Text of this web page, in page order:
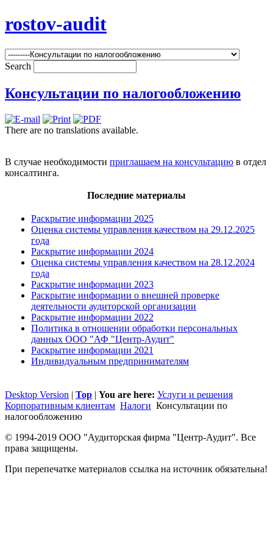
rostov-audit
Search
Консультации по налогообложению
There are no translations available.
В случае необходимости приглашаем на консультацию в отдел
консалтинга.
Последние материалы
Раскрытие информации 2025
Оценка системы управления качеством на 29.12.2025
года
Раскрытие информации 2024
Оценка системы управления качеством на 28.12.2024
года
Раскрытие информации 2023
Раскрытие информации о внешней проверке
деятельности аудиторской организации
Раскрытие информации 2022
Политика в отношении обработки персональных
данных ООО "АФ "Центр-Аудит"
Раскрытие информации 2021
Индивидуальным предпринимателям
Desktop Version | Top | You are here: Услуги и решения
Корпоративным клиентам Налоги Консультации по
налогообложению
© 1994-2019 ООО "Аудиторская фирма "Центр-Аудит". Все
права защищены.
При перепечатке материалов ссылка на источник обязательна!